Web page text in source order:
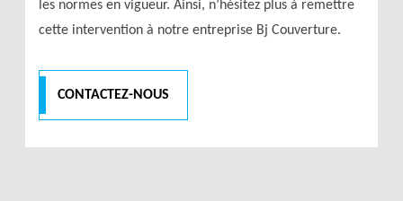
les normes en vigueur. Ainsi, n’hésitez plus à remettre
cette intervention à notre entreprise Bj Couverture.
CONTACTEZ-NOUS